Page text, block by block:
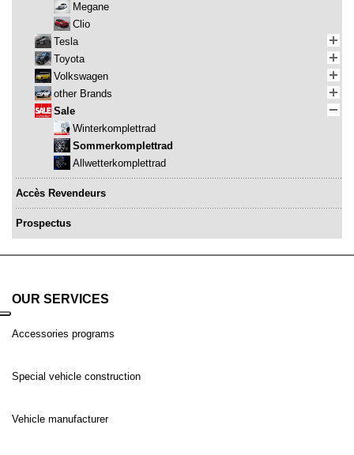
Megane
Clio
Tesla
Toyota
Volkswagen
other Brands
Sale
Winterkomplettrad
Sommerkomplettrad
Allwetterkomplettrad
Accès Revendeurs
Prospectus
OUR SERVICES
Accessories programs
Special vehicle construction
Vehicle manufacturer